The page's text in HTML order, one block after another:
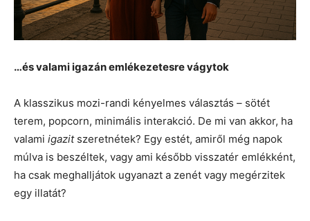
…és valami igazán emlékezetesre vágytok
A klasszikus mozi-randi kényelmes választás – sötét
terem, popcorn, minimális interakció. De mi van akkor, ha
valami igazitszeretnétek? Egy estét, amiről még napok
múlva is beszéltek, vagy ami később visszatér emlékként,
ha csak meghalljátok ugyanazt a zenét vagy megérzitek
egy illatát?